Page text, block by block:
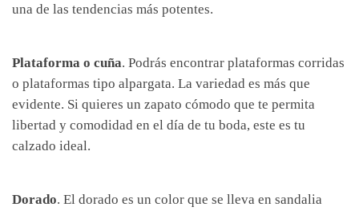
una de las tendencias más potentes.
Plataforma o cuña. Podrás encontrar plataformas corridas
o plataformas tipo alpargata. La variedad es más que
evidente. Si quieres un zapato cómodo que te permita
libertad y comodidad en el día de tu boda, este es tu
calzado ideal.
Dorado. El dorado es un color que se lleva en sandalia